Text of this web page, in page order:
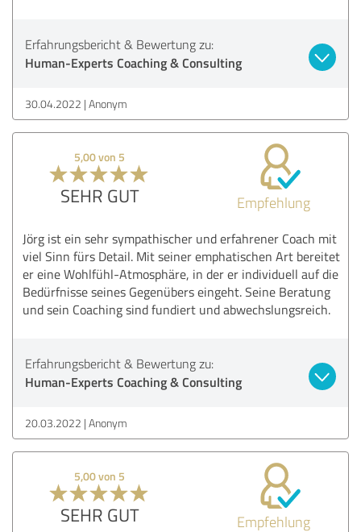
Erfahrungsbericht & Bewertung zu:
Human-Experts Coaching & Consulting
30.04.2022 Anonym
5,00 von 5
SEHR GUT Empfehlung
Jörg ist ein sehr sympathischer und erfahrener Coach mit
viel Sinn fürs Detail. Mit seiner emphatischen Art bereitet
er eine Wohlfühl-Atmosphäre, in der er individuell auf die
Bedürfnisse seines Gegenübers eingeht. Seine Beratung
und sein Coaching sind fundiert und abwechslungsreich.
Erfahrungsbericht & Bewertung zu:
Human-Experts Coaching & Consulting
20.03.2022 Anonym
5,00 von 5
SEHR GUT Empfehlung